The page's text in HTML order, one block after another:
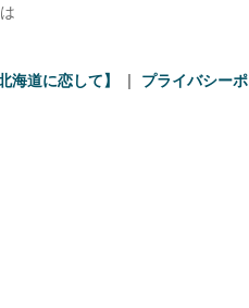
海道に恋して】 プライバシー